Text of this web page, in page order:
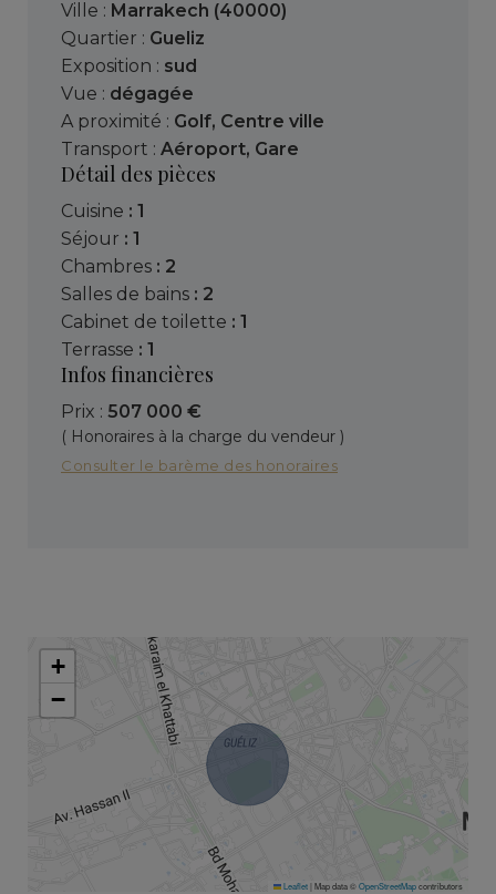
Ville : Marrakech (40000)
Quartier : Gueliz
Exposition : sud
Vue : dégagée
A proximité : Golf, Centre ville
Transport : Aéroport, Gare
Détail des pièces
cuisine : 1
séjour : 1
chambres : 2
salles de bains : 2
cabinet de toilette : 1
terrasse : 1
Infos financières
Prix : 507 000 €
( Honoraires à la charge du vendeur )
Consulter le barème des honoraires
+
−
Leaflet| Map data ©OpenStreetMapcontributors